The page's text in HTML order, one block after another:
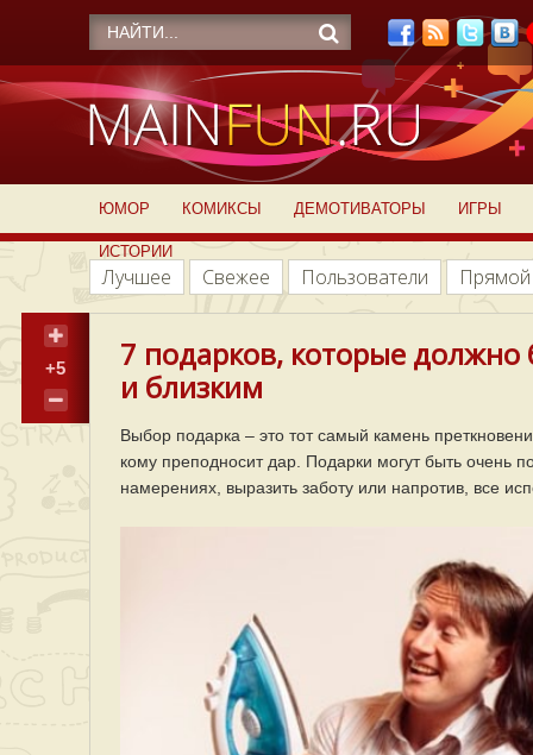
ЮМОР КОМИКСЫ ДЕМОТИВАТОРЫ ИГРЫ
ИСТОРИИ
Лучшее Свежее Пользователи
+5
7 подарков, которые
и близким
Выбор подарка – это тот самый камень
кому преподносит дар. Подарки могут быть
намерениях, выразить заботу или напротив, все